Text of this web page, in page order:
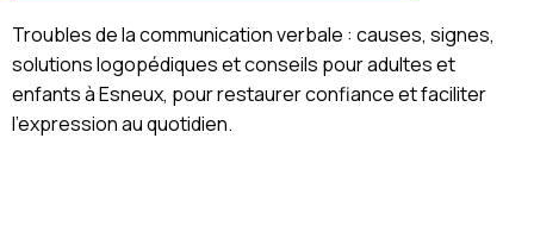
Troubles de la communication verbale : causes, signes,
solutions logopédiques et conseils pour adultes et
enfants à Esneux, pour restaurer confiance et faciliter
l’expression au quotidien.